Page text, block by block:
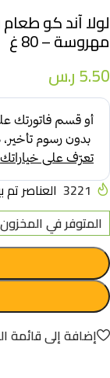
لولا آند كو
مهروسة – 80 غ
5.50ر.س
3221 العناصر تم
المتوفر في المخزون 1 فقط
إضافة إلى قائمة